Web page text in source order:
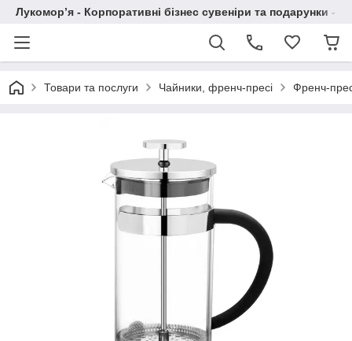
Лукомор’я - Корпоративні бізнес сувеніри та подарунки -
Товари та послуги Чайники, френч-пресі Френч-